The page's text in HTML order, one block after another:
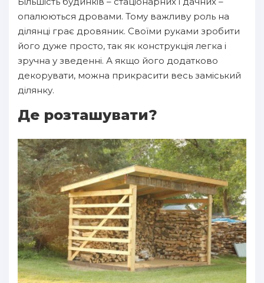
опалюються дровами. Тому важливу роль на
ділянці грає дровяник. Своїми руками зробити
його дуже просто, так як конструкція легка і
зручна у зведенні. А якщо його додатково
декорувати, можна прикрасити весь заміський
ділянку.
Де розташувати?